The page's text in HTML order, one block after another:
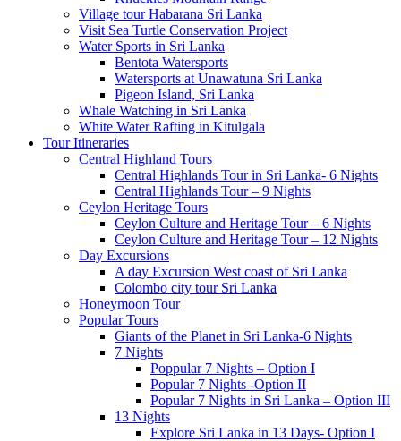
Village tour Habarana Sri Lanka
Visit Sea Turtle Conservation Project
Water Sports in Sri Lanka
Bentota Watersports
Watersports at Unawatuna Sri Lanka
Pigeon Island, Sri Lanka
Whale Watching in Sri Lanka
White Water Rafting in Kitulgala
Tour Itineraries
Central Highland Tours
Central Highlands Tour in Sri Lanka- 6 Nights
Central Highlands Tour – 9 Nights
Ceylon Heritage Tours
Ceylon Culture and Heritage Tour – 6 Nights
Ceylon Culture and Heritage Tour – 12 Nights
Day Excursions
A day Excursion West coast of Sri Lanka
Colombo city tour Sri Lanka
Honeymoon Tour
Popular Tours
Giants of the Planet in Sri Lanka-6 Nights
7 Nights
Poppular 7 Nights – Option I
Popular 7 Nights -Option II
Popular 7 Nights in Sri Lanka – Option III
13 Nights
Explore Sri Lanka in 13 Days- Option I